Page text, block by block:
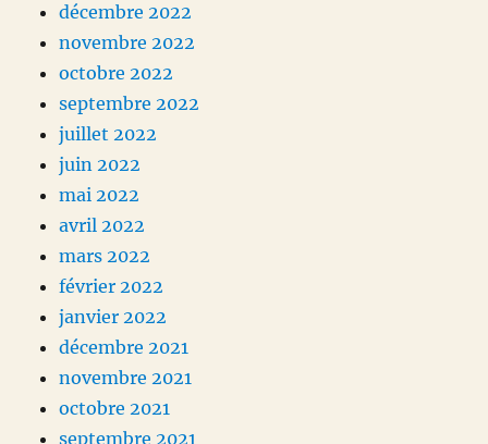
décembre 2022
novembre 2022
octobre 2022
septembre 2022
juillet 2022
juin 2022
mai 2022
avril 2022
mars 2022
février 2022
janvier 2022
décembre 2021
novembre 2021
octobre 2021
septembre 2021